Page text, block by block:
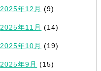
2025年12月 (9)
2025年11月 (14)
2025年10月 (19)
2025年9月 (15)